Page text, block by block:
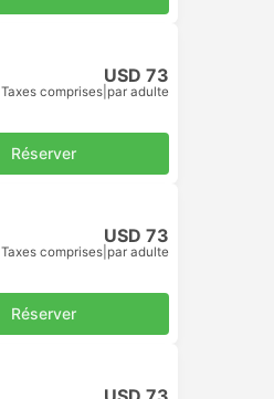
USD 73
Taxes comprises par adulte
Réserver
USD 73
Taxes comprises par adulte
Réserver